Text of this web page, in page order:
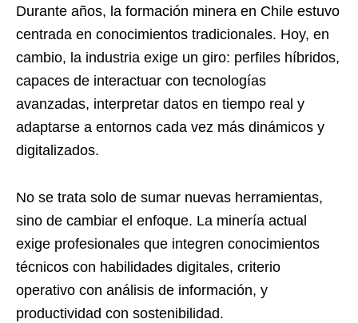
Durante años, la formación minera en Chile estuvo
centrada en conocimientos tradicionales. Hoy, en
cambio, la industria exige un giro: perfiles híbridos,
capaces de interactuar con tecnologías
avanzadas, interpretar datos en tiempo real y
adaptarse a entornos cada vez más dinámicos y
digitalizados.
No se trata solo de sumar nuevas herramientas,
sino de cambiar el enfoque. La minería actual
exige profesionales que integren conocimientos
técnicos con habilidades digitales, criterio
operativo con análisis de información, y
productividad con sostenibilidad.